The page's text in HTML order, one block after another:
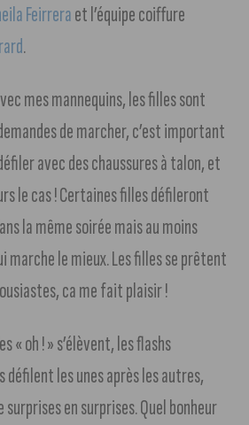
Feirreraet l’équipe coiffure
.
mes mannequins, les filles sont
de marcher, c’est important
avec des chaussures à talon, et
le cas ! Certaines filles défileront
la même soirée mais au moins
marche le mieux. Les filles se prêtent
ca me fait plaisir !
« oh ! » s’élèvent, les flashs
les unes après les autres,
en surprises. Quel bonheur